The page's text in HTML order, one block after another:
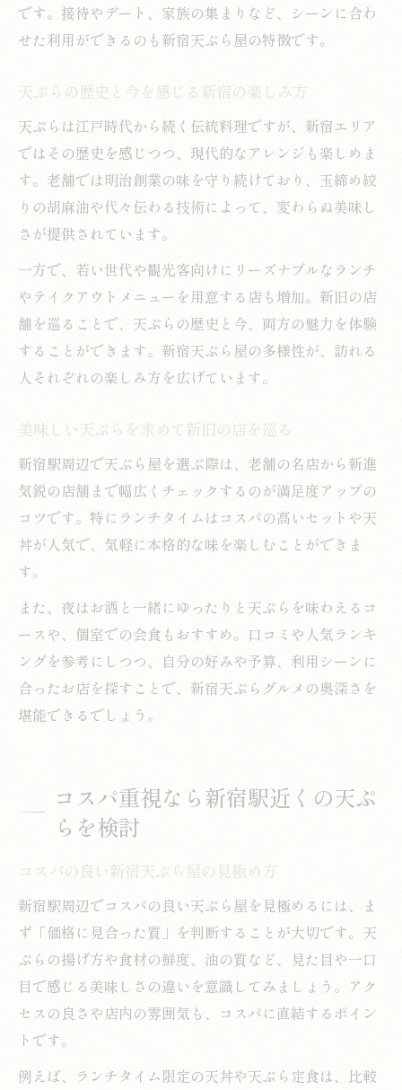
です。接待やデート、家族の集まりなど、シーンに合わ
せた利用ができるのも新宿天ぷら屋の特徴です。
天ぷらの歴史と今を感じる新宿の楽しみ方
天ぷらは江戸時代から続く伝統料理ですが、新宿エリア
ではその歴史を感じつつ、現代的なアレンジも楽しめま
す。老舗では明治創業の味を守り続けており、玉締め絞
りの胡麻油や代々伝わる技術によって、変わらぬ美味し
さが提供されています。
一方で、若い世代や観光客向けにリーズナブルなランチ
やテイクアウトメニューを用意する店も増加。新旧の店
舗を巡ることで、天ぷらの歴史と今、両方の魅力を体験
することができます。新宿天ぷら屋の多様性が、訪れる
人それぞれの楽しみ方を広げています。
美味しい天ぷらを求めて新旧の店を巡る
新宿駅周辺で天ぷら屋を選ぶ際は、老舗の名店から新進
気鋭の店舗まで幅広くチェックするのが満足度アップの
コツです。特にランチタイムはコスパの高いセットや天
丼が人気で、気軽に本格的な味を楽しむことができま
す。
また、夜はお酒と一緒にゆったりと天ぷらを味わえるコ
ースや、個室での会食もおすすめ。口コミや人気ランキ
ングを参考にしつつ、自分の好みや予算、利用シーンに
合ったお店を探すことで、新宿天ぷらグルメの奥深さを
堪能できるでしょう。
コスパ重視なら新宿駅近くの天ぷ
らを検討
コスパの良い新宿天ぷら屋の見極め方
新宿駅周辺でコスパの良い天ぷら屋を見極めるには、ま
ず「価格に見合った質」を判断することが大切です。天
ぷらの揚げ方や食材の鮮度、油の質など、見た目や一口
目で感じる美味しさの違いを意識してみましょう。アク
セスの良さや店内の雰囲気も、コスパに直結するポイン
トです。
例えば、ランチタイム限定の天丼や天ぷら定食は、比較